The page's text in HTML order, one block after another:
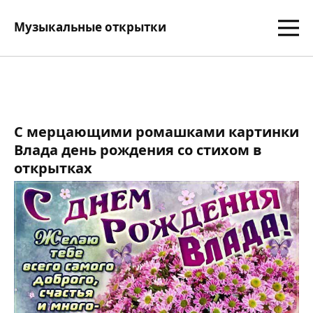
Музыкальные открытки
С мерцающими ромашками картинки
Влада день рождения со стихом в
открытках